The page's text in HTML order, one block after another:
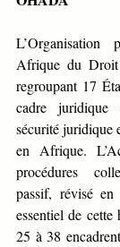
L’Organisation
Afrique du
regroupant 17
cadre
sécurité juridique
en Afrique.
procédures
passif, révisé
essentiel de
25 à 38